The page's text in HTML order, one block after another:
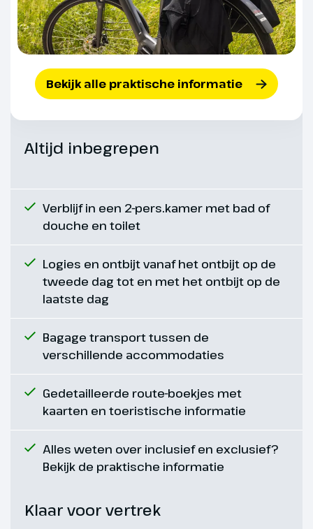
De laatste rit neemt je mee door
het Westerkwartier. Dit
landschap heeft kleine
weilanden met houtsingels en
een moerasgebied met
hoogveen. De tocht door het
Groningse coulisselandschap is
Kop van Drenthe en langs het
Groningen. (ca. 54 km)
Hoogtepunt
Het Westerkwartier
Altijd inbegrepen
Verblijf in een 2-pers.kamer met bad of
douche en toilet
Logies en ontbijt vanaf het ontbijt op de
tweede dag tot en met het ontbijt op de
laatste dag
Bagage transport tussen de
verschillende accommodaties
Gedetailleerde route-boekjes met
kaarten en toeristische informatie
Alles weten over inclusief en exclusief?
Bekijk de praktische informatie
Bekijk alle praktische informatie
Klaar voor vertrek